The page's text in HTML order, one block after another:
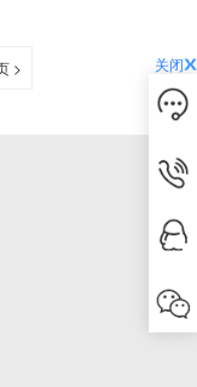
> 关闭